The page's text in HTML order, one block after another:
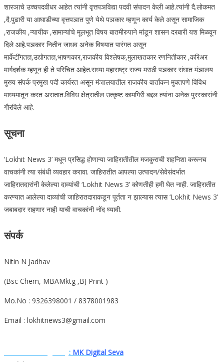
शास्ञाचे उच्चपदवीधर आहेत त्यांनी वृत्तपञविद्या पदवी संपादन केली आहे.त्यांनी दै.लोकमत
,दै.पुढारी या आघाडीच्या वृत्तपञात पुणे येथे पञकार म्हणून कार्य केले असून सामाजिक
,राजकीय ,न्यायीक ,सामान्यांचे मूलभूत विषय बातमीरुपाने मांडून शासन दरबारी यश मिळवून
दिले आहे.पञकार नितीन जाधव अनेक विषयात पारंगत असून
मार्केटींगतज्ञ,उद्योगतज्ञ,भाषणकार,राजकीय विश्लेषक,मुलाखतकार रणनितीकार ,करिअर
मार्गदर्शक म्हणून ही ते परिचित आहेत.सध्या महाराष्ट्र राज्य मराठी पञकार संघात मंञालय
मुख्य संपर्क प्रमुख पदी कार्यरत असून मंञालयातील राजकीय वार्तांकन मुक्तपणे विविध
माध्यमातून करत असतात.विविध क्षेत्रातील उत्कृष्ट कामगिरी बद्दल त्यांना अनेक पुरस्कारांनी
गौरविले आहे.
सूचना
‘Lokhit News 3’ मधून प्रसिद्ध होणाऱ्या जाहिरातीतील मजकुराची शहनिशा करूनच
वाचकांनी त्या संबंधी व्यवहार करावा. जाहिरातीत आपल्या उत्पादन/सेवेसंदर्भात
जाहिरातदारांनी केलेल्या दाव्यांची ‘Lokhit News 3’ कोणतीही हमी घेत नाही. जाहिरातीत
करण्यात आलेल्या दाव्यांची जाहिरातदाराकडून पूर्तता न झाल्यास त्यास ‘Lokhit News 3’
जबाबदार राहणार नाही याची वाचकांनी नोंद घ्यावी.
संपर्क
Nitin N Jadhav
(Bsc Chem, MBAMktg ,BJ Print )
Mo.No : 9326398001 / 8378001983
Email : lokhitnews3@gmail.com
: MK Digital Seva